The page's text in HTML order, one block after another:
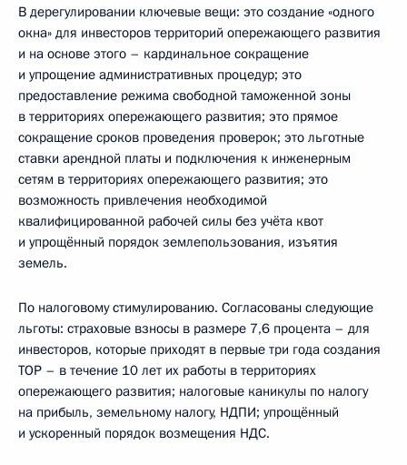
В дерегулировании ключевые вещи: это создание «одного
окна» для инвесторов территорий опережающего развития
и на основе этого – кардинальное сокращение
и упрощение административных процедур; это
предоставление режима свободной таможенной зоны
в территориях опережающего развития; это прямое
сокращение сроков проведения проверок; это льготные
ставки арендной платы и подключения к инженерным
сетям в территориях опережающего развития; это
возможность привлечения необходимой
квалифицированной рабочей силы без учёта квот
и упрощённый порядок землепользования, изъятия
земель.
По налоговому стимулированию. Согласованы следующие
льготы: страховые взносы в размере 7,6 процента – для
инвесторов, которые приходят в первые три года создания
ТОР – в течение 10 лет их работы в территориях
опережающего развития; налоговые каникулы по налогу
на прибыль, земельному налогу, НДПИ; упрощённый
и ускоренный порядок возмещения НДС.